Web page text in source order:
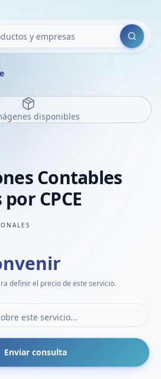
Buscar
disponibles
Contables
CPCE
definir el precio de este servicio.
Enviar consulta